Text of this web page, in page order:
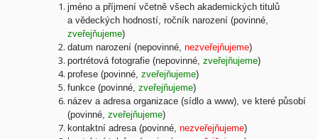
jméno a příjmení včetně všech akademických titulů
a vědeckých hodností, ročník narození (povinné,
zveřejňujeme)
datum narození (nepovinné, nezveřejňujeme)
portrétová fotografie (nepovinné, zveřejňujeme)
profese (povinné, zveřejňujeme)
funkce (povinné, zveřejňujeme)
název a adresa organizace (sídlo a www), ve které působí
(povinné, zveřejňujeme)
kontaktní adresa (povinné, nezveřejňujeme)